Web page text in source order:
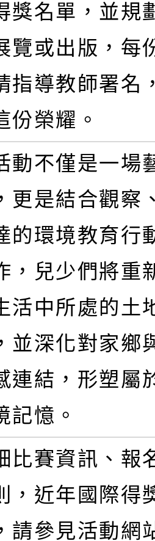
獎名單，並規
覽或出版，每
指導教師署名
份榮耀。
動不僅是一場
更是結合觀察
的環境教育行
，兒少們將重
活中所處的土
並深化對家鄉
連結，形塑屬
記憶。
比賽資訊、報
，近年國際得
請參見活動網